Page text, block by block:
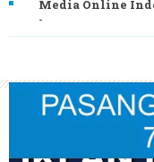
Media Online
-